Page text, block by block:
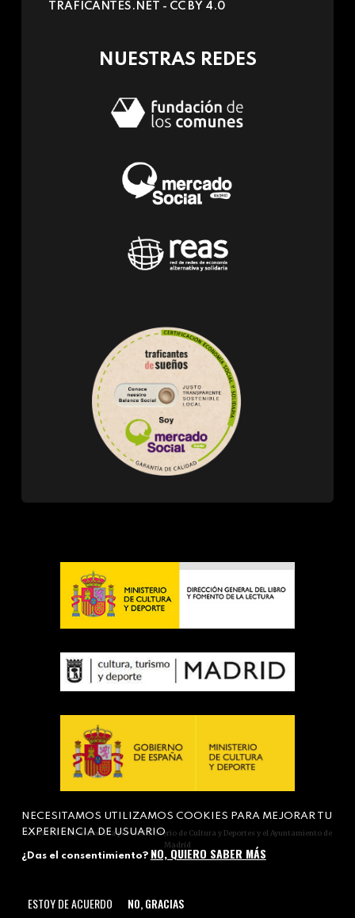
e-
TRAFICANTES.NET - CC BY 4.0
NUESTRAS REDES
Actividad subvencionada por el Ministerio de Cultura y Deportes y el Ayuntamiento de
Madrid
NECESITAMOS UTILIZAMOS COOKIES PARA MEJORAR TU
EXPERIENCIA DE USUARIO
¿Das el consentimiento? NO, QUIERO SABER MÁS
ESTOY DE ACUERDO NO, GRACIAS